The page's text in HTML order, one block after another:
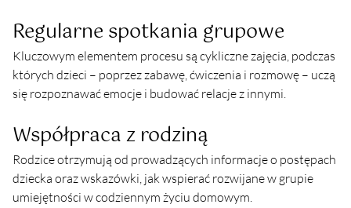
Regularne spotkania grupowe
Kluczowym elementem procesu są cykliczne zajęcia, podczas
których dzieci – poprzez zabawę, ćwiczenia i rozmowę – uczą
się rozpoznawać emocje i budować relacje z innymi.
Współpraca z rodziną
Rodzice otrzymują od prowadzących informacje o postępach
dziecka oraz wskazówki, jak wspierać rozwijane w grupie
umiejętności w codziennym życiu domowym.